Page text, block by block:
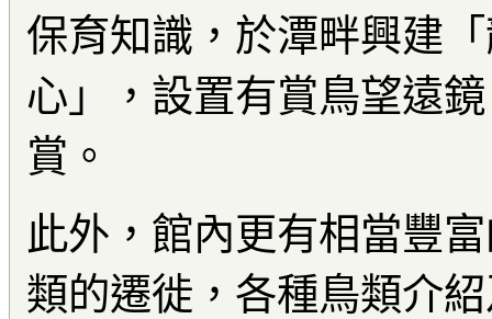
保育知識，於潭畔興建
心」，設置有賞鳥望遠
賞。
此外，館內更有相當豐
類的遷徙，各種鳥類介